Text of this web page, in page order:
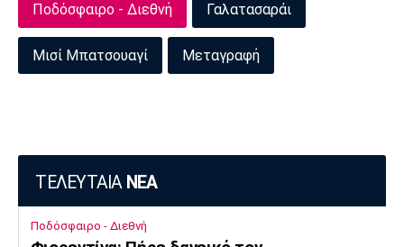
Ποδόσφαιρο - Διεθνή Γαλατασαράι
Μισί Μπατσουαγί Μεταγραφή
ΤΕΛΕΥΤΑΙΑ ΝΕΑ
Ποδόσφαιρο - Διεθνή